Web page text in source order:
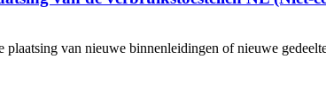
van nieuwe binnenleidingen of nieuwe